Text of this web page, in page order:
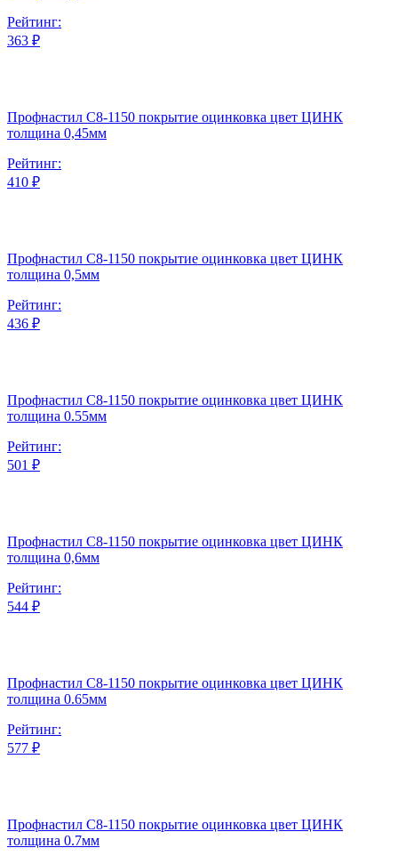
Рейтинг:
363 ₽
Профнастил С8-1150 покрытие оцинковка цвет ЦИНК
толщина 0,45мм
Рейтинг:
410 ₽
Профнастил С8-1150 покрытие оцинковка цвет ЦИНК
толщина 0,5мм
Рейтинг:
436 ₽
Профнастил С8-1150 покрытие оцинковка цвет ЦИНК
толщина 0.55мм
Рейтинг:
501 ₽
Профнастил С8-1150 покрытие оцинковка цвет ЦИНК
толщина 0,6мм
Рейтинг:
544 ₽
Профнастил С8-1150 покрытие оцинковка цвет ЦИНК
толщина 0.65мм
Рейтинг:
577 ₽
Профнастил С8-1150 покрытие оцинковка цвет ЦИНК
толщина 0.7мм